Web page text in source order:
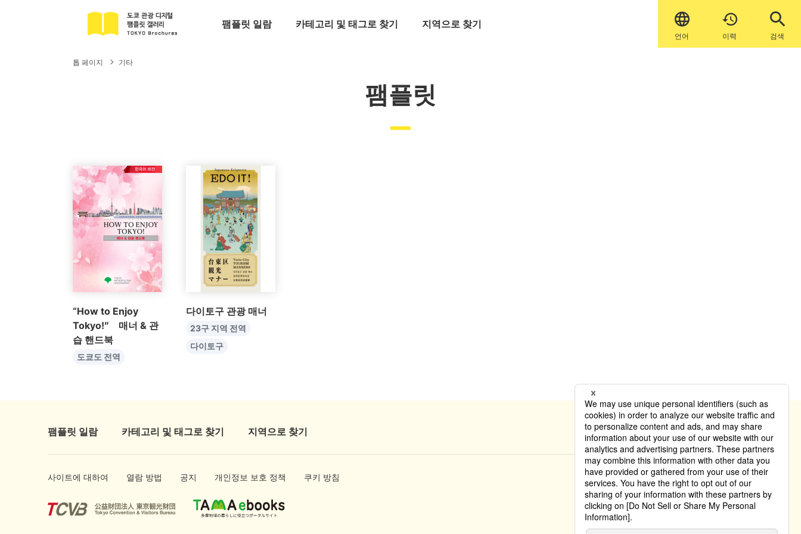

언어

이력 검색
팸플릿 일람 카테고리 및 태그로 찾기 지역으로 찾기
톱 페이지 기타
팸플릿
“How to Enjoy
Tokyo!″ 매너 & 관
습 핸드북
도쿄도 전역
다이토구 관광 매너
23구 지역 전역
다이토구
팸플릿 일람 카테고리 및 태그로 찾기 지역으로 찾기
사이트에 대하여 열람 방법 공지 개인정보 보호 정책 쿠키 방침